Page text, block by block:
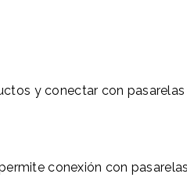
y conectar con
conexión con